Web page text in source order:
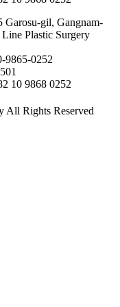
Garosu-gil, Gangnam-
Plastic Surgery
9865-0252
10 9868 0252
All Rights Reserved